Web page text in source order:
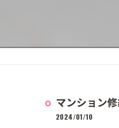
マンション
2024/01/10